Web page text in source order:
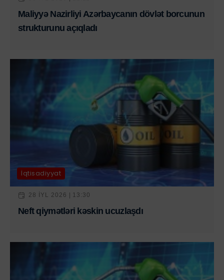
Maliyyə Nazirliyi Azərbaycanın dövlət borcunun
strukturunu açıqladı
İqtisadiyyat
28 IYL 2026 | 13:30
Neft qiymətləri kəskin ucuzlaşdı